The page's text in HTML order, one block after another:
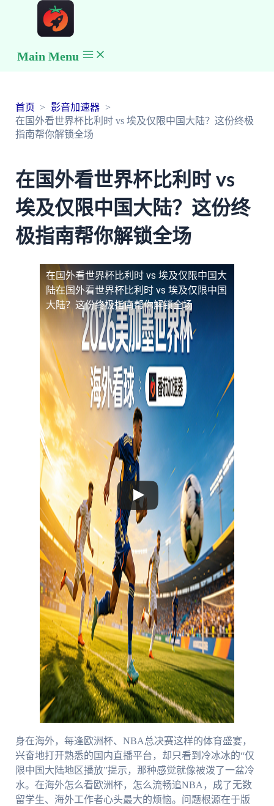
Main Menu
首页
影音加速器
在国外看世界杯比利时 vs 埃及仅限中国大陆？这份终极
指南帮你解锁全场
在国外看世界杯比利时 vs
埃及仅限中国大陆？这份终
极指南帮你解锁全场
在国外看世界杯比利时 vs 埃及仅限中国大
陆在国外看世界杯比利时 vs 埃及仅限中国
大陆？这份终极指南帮你解锁全场
身在海外，每逢欧洲杯、NBA总决赛这样的体育盛宴，
兴奋地打开熟悉的国内直播平台，却只看到冷冰冰的“仅
限中国大陆地区播放”提示，那种感觉就像被泼了一盆冷
水。在海外怎么看欧洲杯，怎么流畅追NBA，成了无数
留学生、海外工作者心头最大的烦恼。问题根源在于版